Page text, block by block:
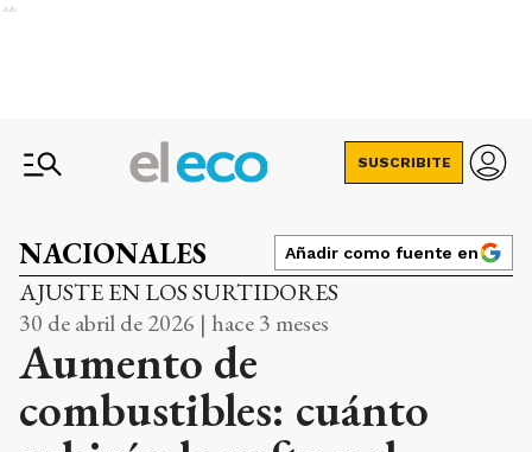
Ads
SUSCRIBITE
NACIONALES Añadir como fuente en
AJUSTE EN LOS SURTIDORES
30 de abril de 2026 | hace 3 meses
Aumento de
combustibles: cuánto